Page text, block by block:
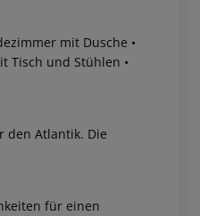
mit Dusche •
Tisch und Stühlen •
den Atlantik. Die
für einen